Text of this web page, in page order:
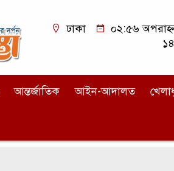
ঢাকা
০২:৫৬
আন্তর্জাতিক আইন-আদালত